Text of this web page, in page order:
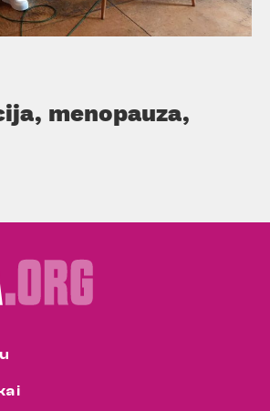
menopauza,
i